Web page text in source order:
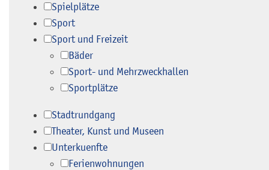
Spielplätze
Sport
Sport und Freizeit
Bäder
Sport- und Mehrzweckhallen
Sportplätze
Stadtrundgang
Theater, Kunst und Museen
Unterkuenfte
Ferienwohnungen